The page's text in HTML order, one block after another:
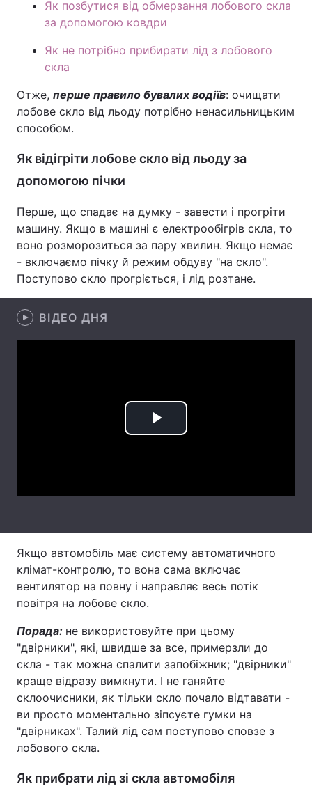
Лонгріди
Відео з Youtube Статті
Архів Вакансії
Послуги
Тема оформлення
Як позбутися від обмерзання лобового скла
за допомогою ковдри
Як не потрібно прибирати лід з лобового
скла
Отже, перше правило бувалих водіїв: очищати
лобове скло від льоду потрібно ненасильницьким
способом.
Як відігріти лобове скло від льоду за
допомогою пічки
Перше, що спадає на думку - завести і прогріти
машину. Якщо в машині є електрообігрів скла, то
воно розморозиться за пару хвилин. Якщо немає
- включаємо пічку й режим обдуву "на скло".
Поступово скло прогріється, і лід розтане.
ВІДЕО ДНЯ
Play
Якщо автомобіль має систему автоматичного
клімат-контролю, то вона сама включає
вентилятор на повну і направляє весь потік
повітря на лобове скло.
Порада: не використовуйте при цьому
"двірники", які, швидше за все, примерзли до
скла - так можна спалити запобіжник; "двірники"
краще відразу вимкнути. І не ганяйте
склоочисники, як тільки скло почало відтавати -
ви просто моментально зіпсуєте гумки на
"двірниках". Талий лід сам поступово сповзе з
лобового скла.
Як прибрати лід зі скла автомобіля